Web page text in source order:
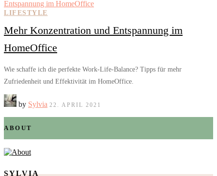
LIFESTYLE
Mehr Konzentration und Entspannung im
HomeOffice
Wie schaffe ich die perfekte Work-Life-Balance? Tipps für mehr
Zufriedenheit und Effektivität im HomeOffice.
by Sylvia 22. APRIL 2021
ABOUT
SYLVIA